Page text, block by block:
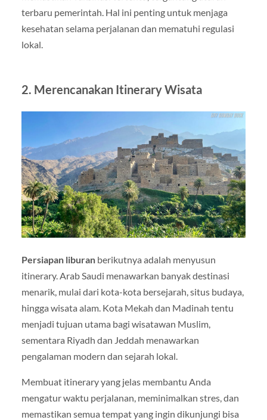
terbaru pemerintah. Hal ini penting untuk menjaga
kesehatan selama perjalanan dan mematuhi regulasi
lokal.
2. Merencanakan Itinerary Wisata
Persiapan liburanberikutnya adalah menyusun
itinerary. Arab Saudi menawarkan banyak destinasi
menarik, mulai dari kota-kota bersejarah, situs budaya,
hingga wisata alam. Kota Mekah dan Madinah tentu
menjadi tujuan utama bagi wisatawan Muslim,
sementara Riyadh dan Jeddah menawarkan
pengalaman modern dan sejarah lokal.
Membuat itinerary yang jelas membantu Anda
mengatur waktu perjalanan, meminimalkan stres, dan
memastikan semua tempat yang ingin dikunjungi bisa